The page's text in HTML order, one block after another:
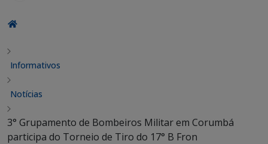
Informativos
Notícias
3° Grupamento de Bombeiros Militar em Corumbá
participa do Torneio de Tiro do 17° B Fron